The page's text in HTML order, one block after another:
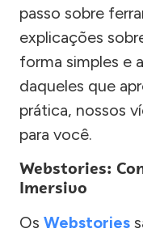
passo sobre
explicações
forma simples e
daqueles que
prática, nossos
para você.
Webstories:
Imersivo
Os Webstories